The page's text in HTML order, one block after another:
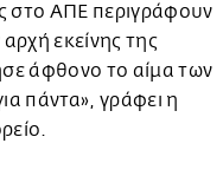
στο ΑΠΕ περιγράφουν
εκείνης της
άφθονο το αίμα των
πάντα», γράφει η